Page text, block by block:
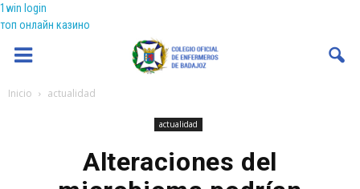
1win login
топ онлайн казино
Coenfeba
Inicio actualidad
actualidad
Alteraciones del